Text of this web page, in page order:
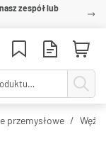
zespół lub
przemysłowe